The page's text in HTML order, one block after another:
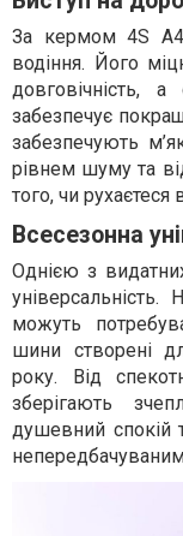
За кермом 4S A4
водіння. Його
довговічність,
забезпечує
забезпечують
рівнем шуму та
того, чи
Всесезонна
Однією з
можуть
шини створені
року. Від
зберігають
душевний спокій